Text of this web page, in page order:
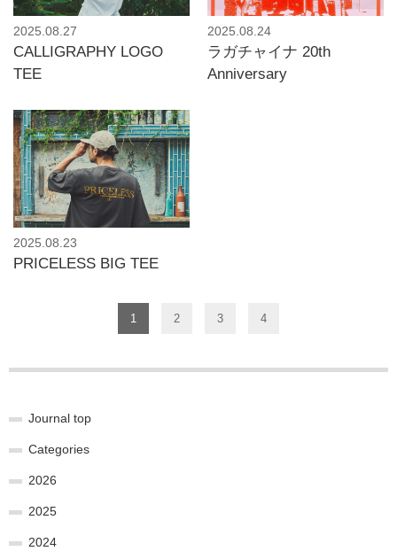
2025.08.27
CALLIGRAPHY LOGO
TEE
2025.08.24
ラガチャイナ 20th
Anniversary
2025.08.23
PRICELESS BIG TEE
1 2 3 4
Journal top
Categories
2026
2025
2024